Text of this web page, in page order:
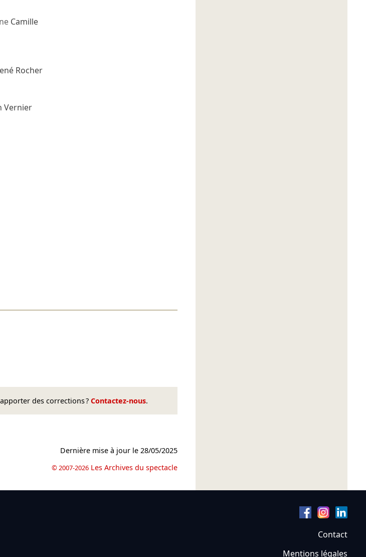
Camille
Rocher
Vernier
des corrections ? Contactez-nous.
Dernière mise à jour le28/05/2025
© 2007-2026 Les Archives du spectacle
Contact
Mentions légales